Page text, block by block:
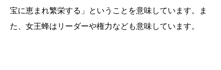
宝に恵まれ繁栄する」ということを意味しています。ま
た、女王蜂はリーダーや権力なども意味しています。